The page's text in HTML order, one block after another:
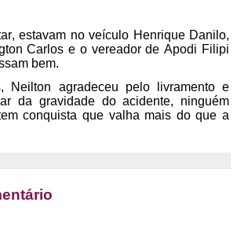
estavam no veículo Henrique Danilo,
Carlos e o vereador de Apodi Filipi
bem.
Neilton agradeceu pelo livramento e
da gravidade do acidente, ninguém
conquista que valha mais do que a